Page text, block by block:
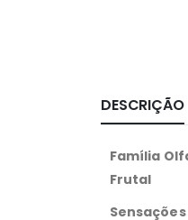
DESCRIÇÃO
Família
Frutal